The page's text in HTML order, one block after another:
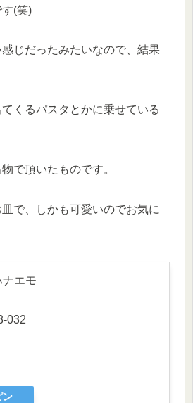
(笑)
じだったみたいなので、結果
くるパスタとかに乗せている
で頂いたものです。
で、しかも可愛いのでお気に
ナエモ
032
ン